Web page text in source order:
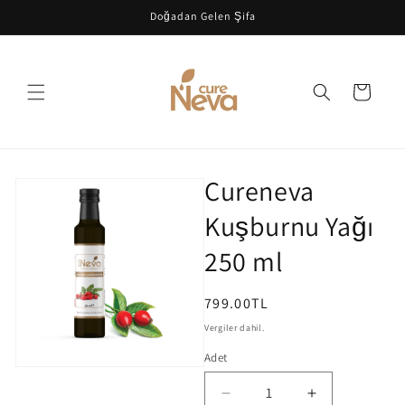
Doğadan Gelen Şifa
Sepet
bilgisine
Cureneva
Kuşburnu Yağı
250 ml
Normal
fiyat
799.00TL
Vergiler dahil.
Adet
Cureneva
Cureneva